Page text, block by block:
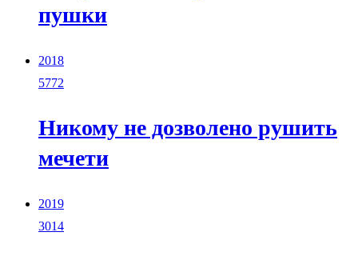
пушки
2018
5772
Никому не дозволено рушить
мечети
2019
3014